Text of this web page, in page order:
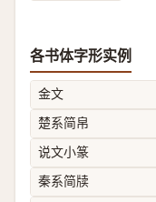
各书体字形实例
金文
楚系简帛
说文小篆
秦系简牍